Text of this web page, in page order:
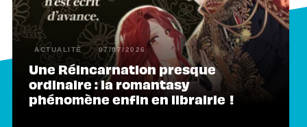
ACTUALITÉ 07/07/2026
Une Réincarnation presque
ordinaire : la romantasy
phénomène enfin en librairie !